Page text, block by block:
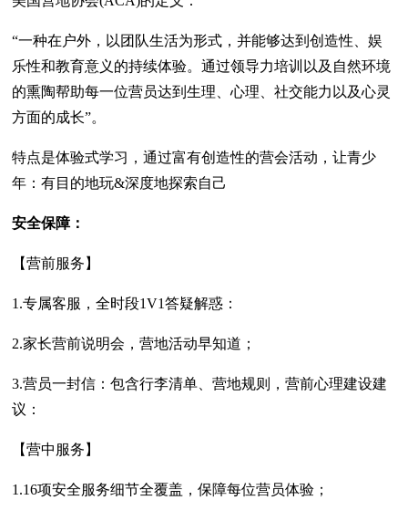
“一种在户外，以团队生活为形式，并能够达到创造性、娱
乐性和教育意义的持续体验。通过领导力培训以及自然环境
的熏陶帮助每一位营员达到生理、心理、社交能力以及心灵
方面的成长”。
特点是体验式学习，通过富有创造性的营会活动，让青少
年：有目的地玩&深度地探索自己
安全保障：
【营前服务】
1.专属客服，全时段1V1答疑解惑：
2.家长营前说明会，营地活动早知道；
3.营员一封信：包含行李清单、营地规则，营前心理建设建
议：
【营中服务】
1.16项安全服务细节全覆盖，保障每位营员体验；